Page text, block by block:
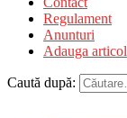
Regulament
Anunturi
Adauga articol
Caută după: